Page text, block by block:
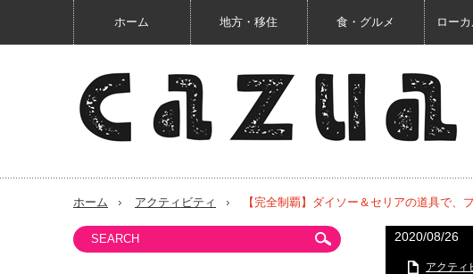
ホーム 地方・移住 食・グルメ ロー
ホーム アクティビティ 【完全制覇】ダイソー＆セリアの道具で、
2020/08/26
アクティ